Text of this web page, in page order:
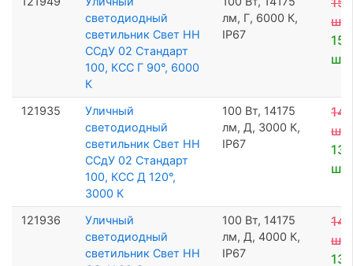
светодиодный
светильник Свет НН
ССдУ 02 Стандарт
100, КСС Г 90°, 6000
К
лм, Г, 6000 К,
IP67
шт
15
шт
121935
Уличный
светодиодный
светильник Свет НН
ССдУ 02 Стандарт
100, КСС Д 120°,
3000 К
100 Вт, 14175
лм, Д, 3000 К,
IP67
14
шт
13
шт
121936
Уличный
светодиодный
светильник Свет НН
100 Вт, 14175
лм, Д, 4000 К,
IP67
14
шт
13